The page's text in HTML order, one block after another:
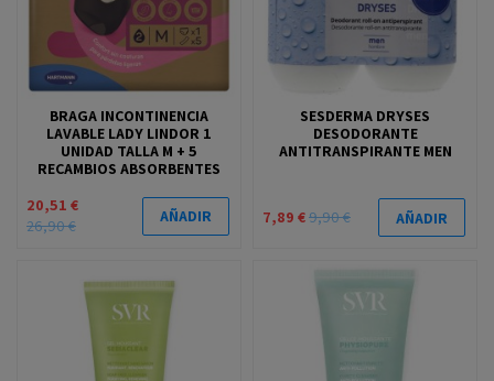
BRAGA INCONTINENCIA
LAVABLE LADY LINDOR 1
UNIDAD TALLA M + 5
RECAMBIOS ABSORBENTES
20,51 €
26,90 €
AÑADIR
SESDERMA DRYSES
DESODORANTE
ANTITRANSPIRANTE MEN
7,89 €9,90 € AÑADIR